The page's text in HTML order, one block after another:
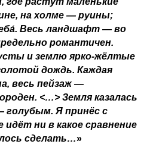
на холме — руины;
Весь ландшафт — во
романтичен.
и землю ярко-жёлтые
дождь. Каждая
весь пейзаж —
<…> Земля казалась
голубым. Я принёс с
ни в какое сравнение
сделать…»